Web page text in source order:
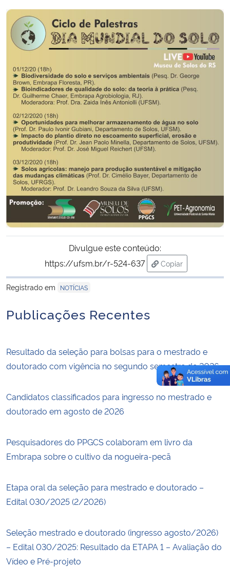
Banco Central do Brasil
Planalto
Divulgue este conteúdo:
https://ufsm.br/r-524-637
Copiar
para área de
Registrado em
NOTÍCIAS
Publicações Recentes
Resultado da seleção para bolsas para o mestrado e
doutorado com vigência no segundo semestre de 2026.
Candidatos classificados para ingresso no mestrado e
doutorado em agosto de 2026
Pesquisadores do PPGCS colaboram em livro da
Embrapa sobre o cultivo da nogueira-pecã
Etapa oral da seleção para mestrado e doutorado –
Edital 030/2025 (2/2026)
Seleção mestrado e doutorado (ingresso agosto/2026)
– Edital 030/2025: Resultado da ETAPA 1 – Avaliação do
Vídeo e Pré-projeto